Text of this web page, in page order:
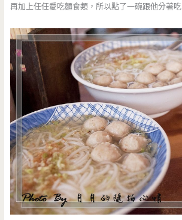
再加上任任愛吃麵食類，所以點了一碗跟他分著吃